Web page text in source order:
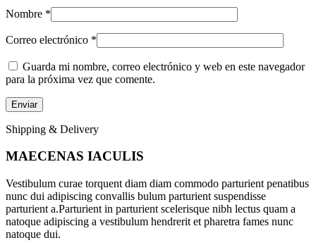
Nombre *
Correo electrónico *
Guarda mi nombre, correo electrónico y web en este navegador
para la próxima vez que comente.
Shipping & Delivery
MAECENAS IACULIS
Vestibulum curae torquent diam diam commodo parturient penatibus
nunc dui adipiscing convallis bulum parturient suspendisse
parturient a.Parturient in parturient scelerisque nibh lectus quam a
natoque adipiscing a vestibulum hendrerit et pharetra fames nunc
natoque dui.